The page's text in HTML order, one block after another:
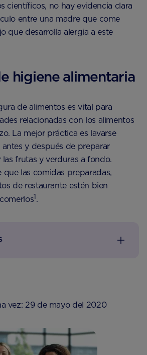
científicos, no hay evidencia clara
entre una madre que come
que desarrolla alergia a este
higiene alimentaria
de alimentos es vital para
relacionadas con los alimentos
La mejor práctica es lavarse
antes y después de preparar
frutas y verduras a fondo.
que las comidas preparadas,
de restaurante estén bien
1.
vez: 29 de mayo del 2020